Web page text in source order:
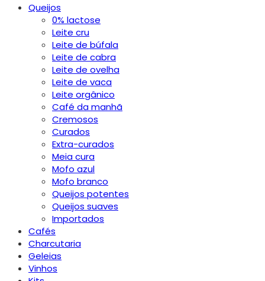
Queijos
0% lactose
Leite cru
Leite de búfala
Leite de cabra
Leite de ovelha
Leite de vaca
Leite orgânico
Café da manhã
Cremosos
Curados
Extra-curados
Meia cura
Mofo azul
Mofo branco
Queijos potentes
Queijos suaves
Importados
Cafés
Charcutaria
Geleias
Vinhos